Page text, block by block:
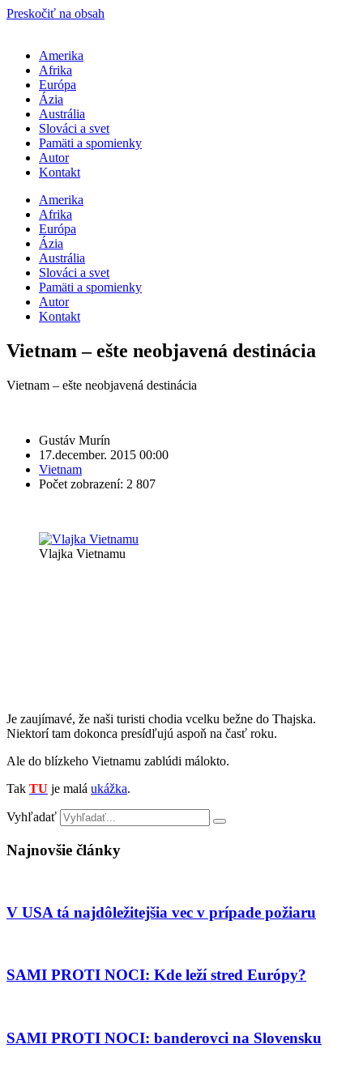
Preskočiť na obsah
Amerika
Afrika
Európa
Ázia
Austrália
Slováci a svet
Pamäti a spomienky
Autor
Kontakt
Amerika
Afrika
Európa
Ázia
Austrália
Slováci a svet
Pamäti a spomienky
Autor
Kontakt
Vietnam – ešte neobjavená destinácia
Vietnam – ešte neobjavená destinácia
Gustáv Murín
17.december. 2015 00:00
Vietnam
Počet zobrazení: 2 807
Vlajka Vietnamu
Je zaujímavé, že naši turisti chodia vcelku bežne do Thajska.
Niektorí tam dokonca presídľujú aspoň na časť roku.
Ale do blízkeho Vietnamu zablúdi málokto.
Tak TU je malá ukážka.
Vyhľadať
Najnovšie články
V USA tá najdôležitejšia vec v prípade požiaru
SAMI PROTI NOCI: Kde leží stred Európy?
SAMI PROTI NOCI: banderovci na Slovensku